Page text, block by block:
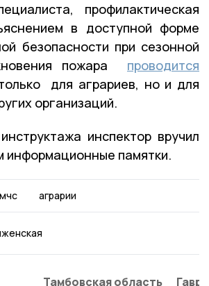
профилактическая
в доступной форме
безопасности при сезонной
пожара проводится
для аграриев, но и для
организаций.
инспектор вручил
информационные памятки.
мчс аграрии
Тамбовская область